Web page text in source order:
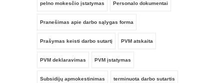
Pakuočių ir gaminių apskaitos naujovės
(GPAIS) bei 2026 m. naujienos
pelno mokesčio įstatymas Personalo dokumentai
Pranešimas apie darbo sąlygas forma
Prašymas keisti darbo sutartį PVM atskaita
PVM deklaravimas PVM įstatymas
Subsidijų apmokestinimas terminuota darbo sutartis